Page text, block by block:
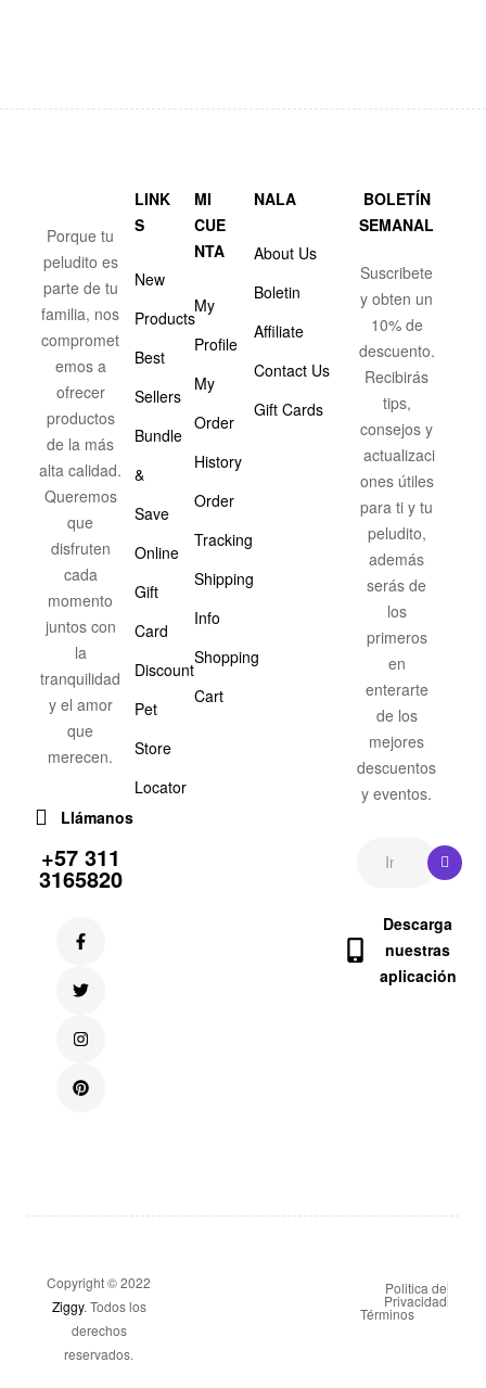
Porque tu
peludito es
parte de tu
familia, nos
compromet
emos a
ofrecer
productos
de la más
alta calidad.
Queremos
que
disfruten
cada
momento
juntos con
la
tranquilidad
y el amor
que
merecen.
Llámanos
+57 311
3165820
LINK
S
New
Products
Best
Sellers
Bundle
&
Save
Online
Gift
Card
Discount
Pet
Store
Locator
MI
CUE
NTA
My
Profile
My
Order
History
Order
Tracking
Shipping
Info
Shopping
Cart
NALA
About Us
Boletin
Affiliate
Contact Us
Gift Cards
BOLETÍN
SEMANAL
Suscribete
y obten un
10% de
descuento.
Recibirás
tips,
consejos y
actualizaci
ones útiles
para ti y tu
peludito,
además
serás de
los
primeros
en
enterarte
de los
mejores
descuentos
y eventos.
Descarga
nuestras
aplicación
Copyright © 2022
Ziggy. Todos los
derechos
reservados.
Politica de
Privacidad
Términos